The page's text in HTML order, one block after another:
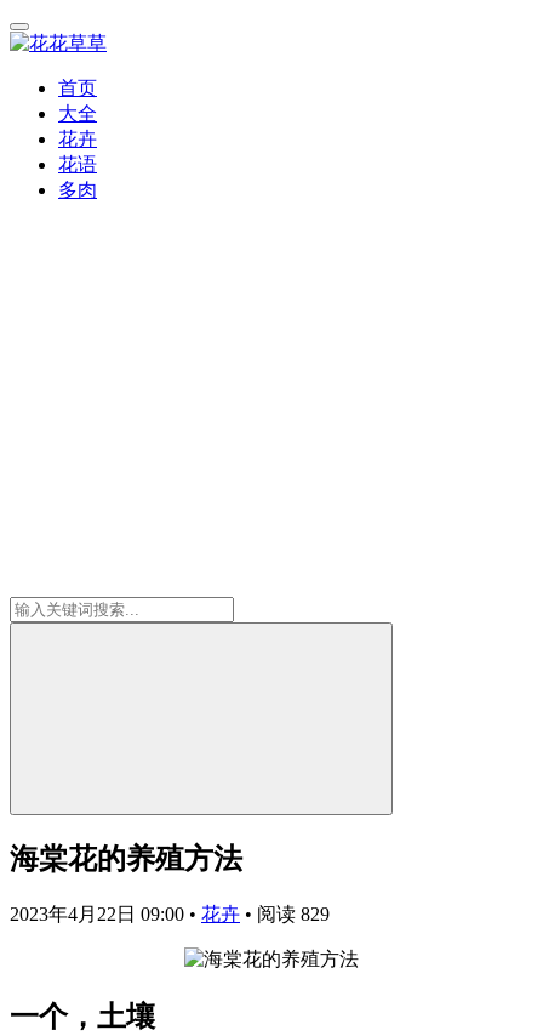
首页
大全
花卉
花语
多肉
海棠花的养殖方法
2023年4月22日 09:00 • 花卉 • 阅读 829
一个，土壤